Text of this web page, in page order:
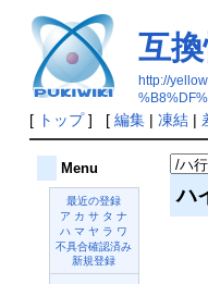
互
http://
[ トップ] [ 編集| 凍結|
Menu
最近の登録
ア カ サ タ ナ
ハ マ ヤ ラ ワ
不具合確認済み
新規登録
ハ